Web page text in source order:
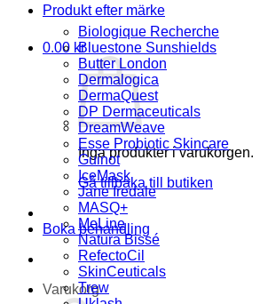
0.00 kr
Inga produkter i varukorgen.
Gå tillbaka till butiken
Boka behandling
Varukorg
Produkt efter märke
Biologique Recherche
Bluestone Sunshields
Butter London
Dermalogica
DermaQuest
DP Dermaceuticals
DreamWeave
Esse Probiotic Skincare
Guinot
IceMask
Jane Iredale
MASQ+
MeLine
Natura Bissé
RefectoCil
SkinCeuticals
Trew